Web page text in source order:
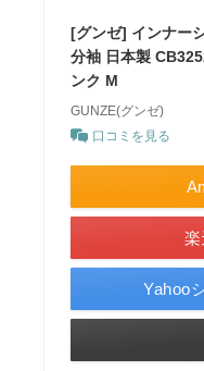
[グンゼ] インナー
分袖 日本製
ンク M
GUNZE(グンゼ)
口コミを見る
楽
Yahoo